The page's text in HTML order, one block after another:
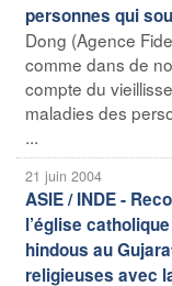
personnes qui
Dong (Agence
comme dans de
compte du
maladies des
...
21 juin 2004
ASIE / INDE -
l’église
hindous au
religieuses avec